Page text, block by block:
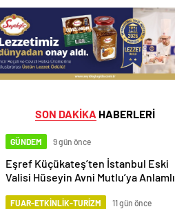
SON DAKİKA HABERLERİ
GÜNDEM 9 gün önce
Eşref Küçükateş’ten İstanbul Eski
Valisi Hüseyin Avni Mutlu’ya Anlamlı
FUAR-ETKİNLİK-TURİZM 11 gün önce